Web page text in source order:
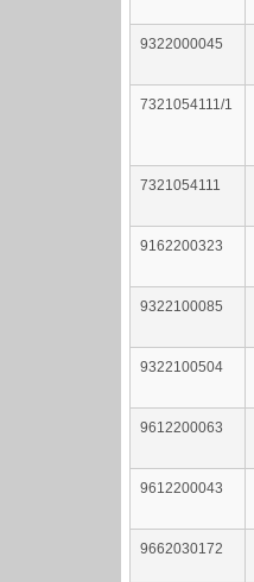
9322000045
7321054111/1
7321054111
9162200323
9322100085
9322100504
9612200063
9612200043
9662030172